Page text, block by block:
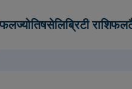
ज्योतिषसेलिब्रिटी राशिफल